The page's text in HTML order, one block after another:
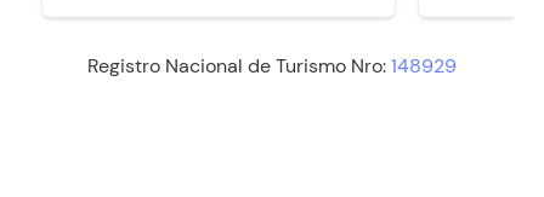
Registro Nacional de Turismo Nro:148929